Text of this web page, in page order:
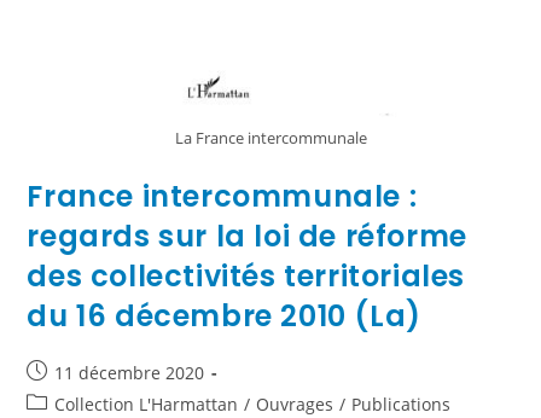
La France intercommunale
France intercommunale :
regards sur la loi de réforme
des collectivités territoriales
du 16 décembre 2010 (La)
11 décembre 2020
Collection L'Harmattan / Ouvrages / Publications